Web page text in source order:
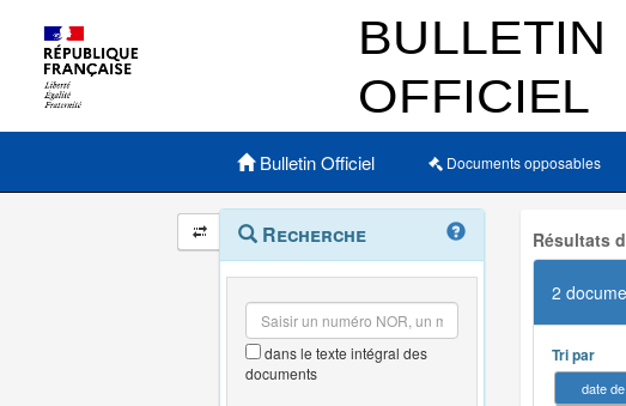
Menu principal
Bulletin Officiel Documents opposables
Navigation
et
outils
annexes
Menu
contextuel
Recherche
dans le texte intégral des
documents
Résultats
2
Tri par
date